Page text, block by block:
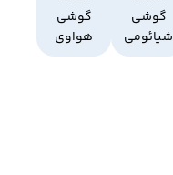
گوشی
شیائومی
گوشی
هواوی